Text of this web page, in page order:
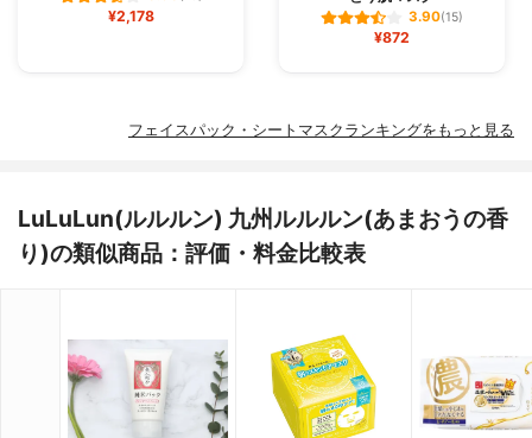
¥2,178 3.90(15)
¥872
フェイスパック・シートマスクランキングをもっと見る
LuLuLun(ルルルン) 九州ルルルン(あまおうの香
り)の類似商品：評価・料金比較表